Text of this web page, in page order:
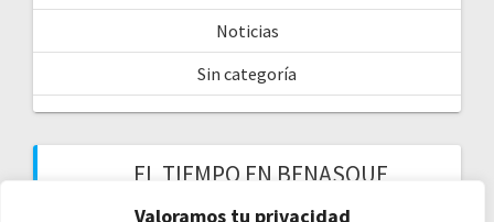
Valoramos tu privacidad
Noticias
Sin categoría
EL TIEMPO EN BENASQUE